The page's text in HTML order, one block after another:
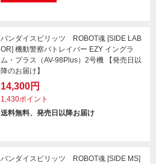
バンダイスピリッツ ROBOT魂 [SIDE LAB
OR] 機動警察パトレイバー EZY イングラ
ム・プラス（AV-98Plus）2号機 【発売日以
降のお届け】
14,300円
1,430ポイント
送料無料、発売日以降お届け
バンダイスピリッツ ROBOT魂 [SIDE MS]